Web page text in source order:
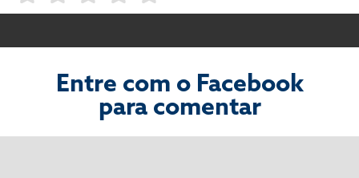
Entre com o Facebook
para comentar